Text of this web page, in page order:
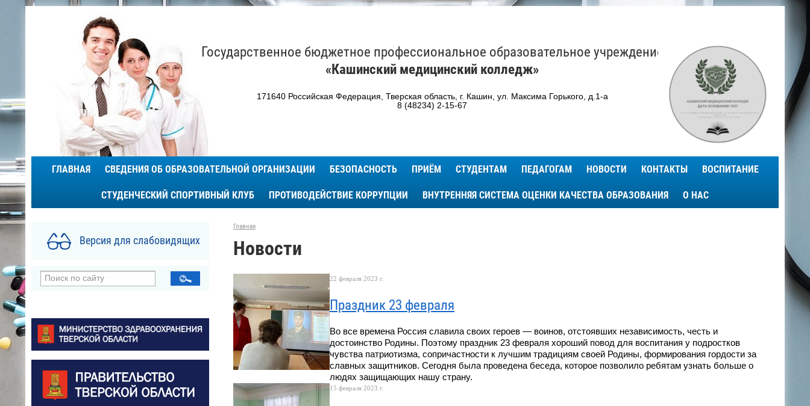
Государственное бюджетное профессиональное образовательное учреждение
«Кашинский медицинский колледж»
171640 Российская Федерация, Тверская область, г. Кашин, ул. Максима Горького, д.1-а
8 (48234) 2-15-67
ГЛАВНАЯ СВЕДЕНИЯ ОБ ОБРАЗОВАТЕЛЬНОЙ ОРГАНИЗАЦИИ БЕЗОПАСНОСТЬ ПРИЁМ СТУДЕНТАМ ПЕДАГОГАМ НОВОСТИ КОНТАКТЫ ВОСПИТАНИЕ
СТУДЕНЧЕСКИЙ СПОРТИВНЫЙ КЛУБ ПРОТИВОДЕЙСТВИЕ КОРРУПЦИИ ВНУТРЕННЯЯ СИСТЕМА ОЦЕНКИ КАЧЕСТВА ОБРАЗОВАНИЯ О НАС
Версия для слабовидящих
Главная
Новости
22 февраля 2023 г.
Праздник 23 февраля
Во все времена Россия славила своих героев — воинов, отстоявших независимость, честь и
достоинство Родины. Поэтому праздник 23 февраля хороший повод для воспитания у подростков
чувства патриотизма, сопричастности к лучшим традициям своей Родины, формирования гордости за
славных защитников. Сегодня была проведена беседа, которое позволило ребятам узнать больше о
людях защищающих нашу страну.
15 февраля 2023 г.